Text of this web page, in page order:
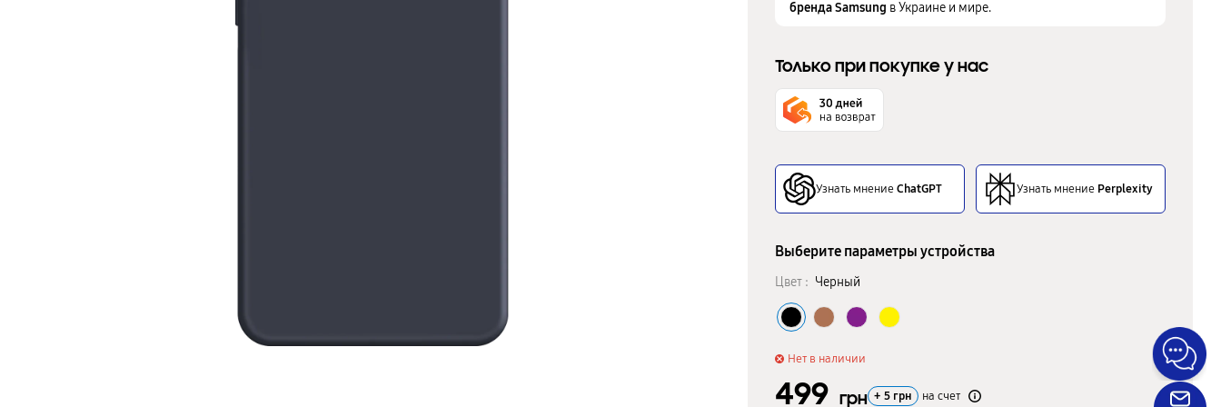
бренда Samsung в Украине и мире.
Только при покупке у нас
Узнать мнениеChatGPT Узнать мнение Perplexity
Выберите параметры устройства
Цвет : Черный
Нет в наличии
499 грн + 5 грн на счет